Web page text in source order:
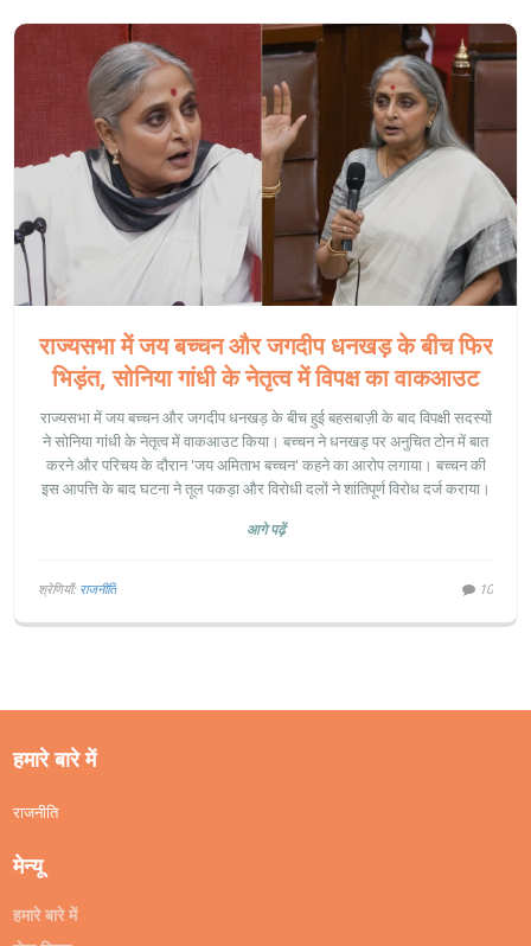
राज्यसभा में जय बच्चन और जगदीप धनखड़ के बीच फिर
भिड़ंत, सोनिया गांधी के नेतृत्व में विपक्ष का वाकआउट
राज्यसभा में जय बच्चन और जगदीप धनखड़ के बीच हुई बहसबाज़ी के बाद विपक्षी सदस्यों
ने सोनिया गांधी के नेतृत्व में वाकआउट किया। बच्चन ने धनखड़ पर अनुचित टोन में बात
करने और परिचय के दौरान 'जय अमिताभ बच्चन' कहने का आरोप लगाया। बच्चन की
इस आपत्ति के बाद घटना ने तूल पकड़ा और विरोधी दलों ने शांतिपूर्ण विरोध दर्ज कराया।
आगे पढ़ें
श्रेणियाँ: राजनीति 10
हमारे बारे में
राजनीति
मेन्यू
हमारे बारे में